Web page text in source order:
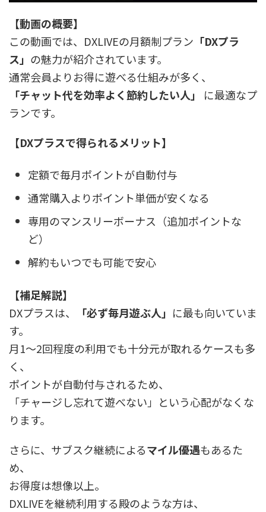
【動画の概要】
この動画では、DXLIVEの月額制プラン 「DXプラ
ス」 の魅力が紹介されています。
通常会員よりお得に遊べる仕組みが多く、
「チャット代を効率よく節約したい人」
に最適なプ
ランです。
【DXプラスで得られるメリット】
定額で毎月ポイントが自動付与
通常購入よりポイント単価が安くなる
専用のマンスリーボーナス（追加ポイントな
ど）
解約もいつでも可能で安心
【補足解説】
DXプラスは、
「必ず毎月遊ぶ人」 に最も向いていま
す。
月1〜2回程度の利用でも十分元が取れるケースも多
く、
ポイントが自動付与されるため、
「チャージし忘れて遊べない」という心配がなくな
ります。
さらに、サブスク継続によるマイル優遇もあるた
め、
お得度は想像以上。
DXLIVEを継続利用する殿のような方は、